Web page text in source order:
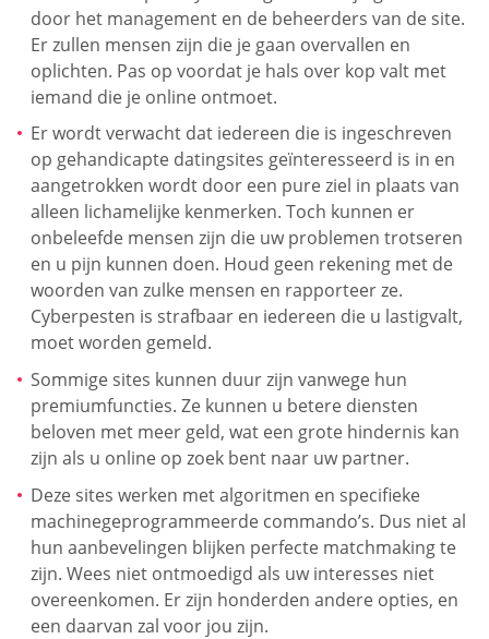
door het management en de beheerders van de site.
Er zullen mensen zijn die je gaan overvallen en
oplichten. Pas op voordat je hals over kop valt met
iemand die je online ontmoet.
Er wordt verwacht dat iedereen die is ingeschreven
op gehandicapte datingsites geïnteresseerd is in en
aangetrokken wordt door een pure ziel in plaats van
alleen lichamelijke kenmerken. Toch kunnen er
onbeleefde mensen zijn die uw problemen trotseren
en u pijn kunnen doen. Houd geen rekening met de
woorden van zulke mensen en rapporteer ze.
Cyberpesten is strafbaar en iedereen die u lastigvalt,
moet worden gemeld.
Sommige sites kunnen duur zijn vanwege hun
premiumfuncties. Ze kunnen u betere diensten
beloven met meer geld, wat een grote hindernis kan
zijn als u online op zoek bent naar uw partner.
Deze sites werken met algoritmen en specifieke
machinegeprogrammeerde commando’s. Dus niet al
hun aanbevelingen blijken perfecte matchmaking te
zijn. Wees niet ontmoedigd als uw interesses niet
overeenkomen. Er zijn honderden andere opties, en
een daarvan zal voor jou zijn.